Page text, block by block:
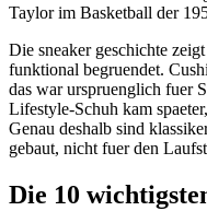
Taylor im Basketball der
Die sneaker geschichte
funktional begruendet.
das war urspruenglich fuer
Lifestyle-Schuh kam
Genau deshalb sind
gebaut, nicht fuer den
Die 10